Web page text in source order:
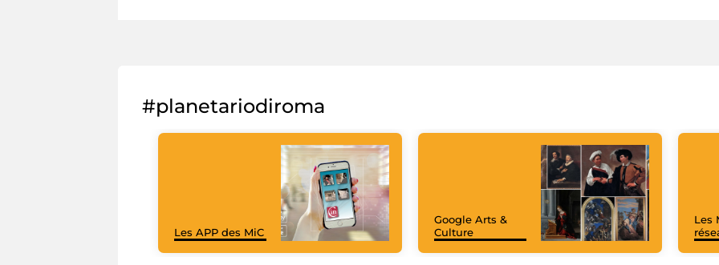
#planetariodiroma
Les APP des MiC
Google Arts &
Culture
Les